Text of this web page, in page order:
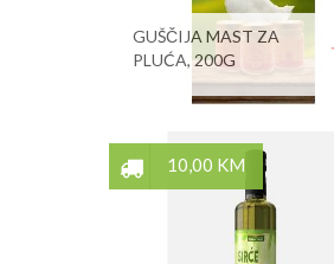
GUŠČIJA MAST ZA
PLUĆA, 200G
10,00 KM